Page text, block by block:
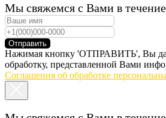
Мы свяжемся с Вами в
Отправить
Нажимая кнопку 'ОТПРАВИТЬ', Вы
обработку, представленной Вами
Соглашения об обработке